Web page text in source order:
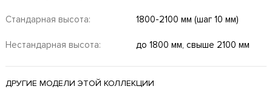
Стандарная высота: 1800-2100 мм (шаг 10 мм)
Нестандарная высота: до 1800 мм, свыше 2100 мм
ДРУГИЕ МОДЕЛИ ЭТОЙ КОЛЛЕКЦИИ